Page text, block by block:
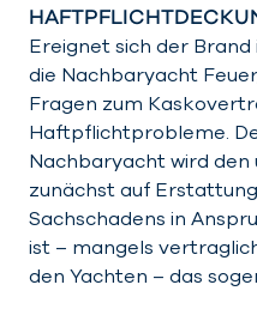
Ereignet sich der
die Nachbaryacht
Fragen zum
Haftpflichtprobleme.
Nachbaryacht wird den
zunächst auf
Sachschadens in
ist – mangels
den Yachten – das